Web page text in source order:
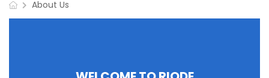
About Us